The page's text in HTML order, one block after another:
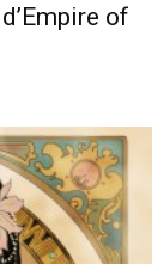
of